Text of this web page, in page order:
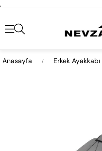
,
Anasayfa Erkek Ayakkabı